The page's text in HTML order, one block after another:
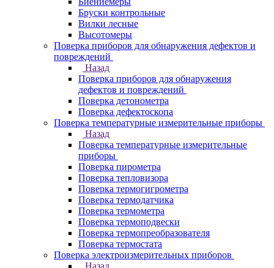
Бруски контрольные
Вилки лесные
Высотомеры
Поверка приборов для обнаружения дефектов и
повреждений
Назад
Поверка приборов для обнаружения
дефектов и повреждений
Поверка детонометра
Поверка дефектоскопа
Поверка температурные измерительные приборы
Назад
Поверка температурные измерительные
приборы
Поверка пирометра
Поверка тепловизора
Поверка термогигрометра
Поверка термодатчика
Поверка термометра
Поверка термоподвески
Поверка термопреобразователя
Поверка термостата
Поверка электроизмерительных приборов
Назад